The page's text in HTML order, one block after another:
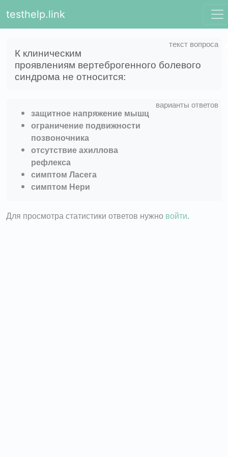
testhelp.link
К клиническим
проявлениям вертеброгенного болевого
синдрома не относится:
защитное напряжение мышц
ограничение подвижности
позвоночника
отсутствие ахиллова
рефлекса
симптом Ласега
симптом Нери
Для просмотра статистики ответов нужно войти.